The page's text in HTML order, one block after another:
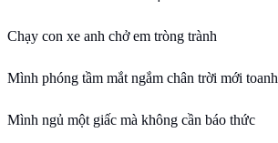
Chạy con xe anh chở em tròng trành
Mình phóng tầm mắt ngắm chân trời mới toanh
Mình ngủ một giấc mà không cần báo thức